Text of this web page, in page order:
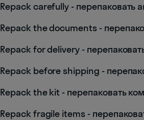
Repack carefully - перепаковать
Repack the documents -
Repack for delivery -
Repack before shipping -
Repack the kit - перепаковать
Repack fragile items -